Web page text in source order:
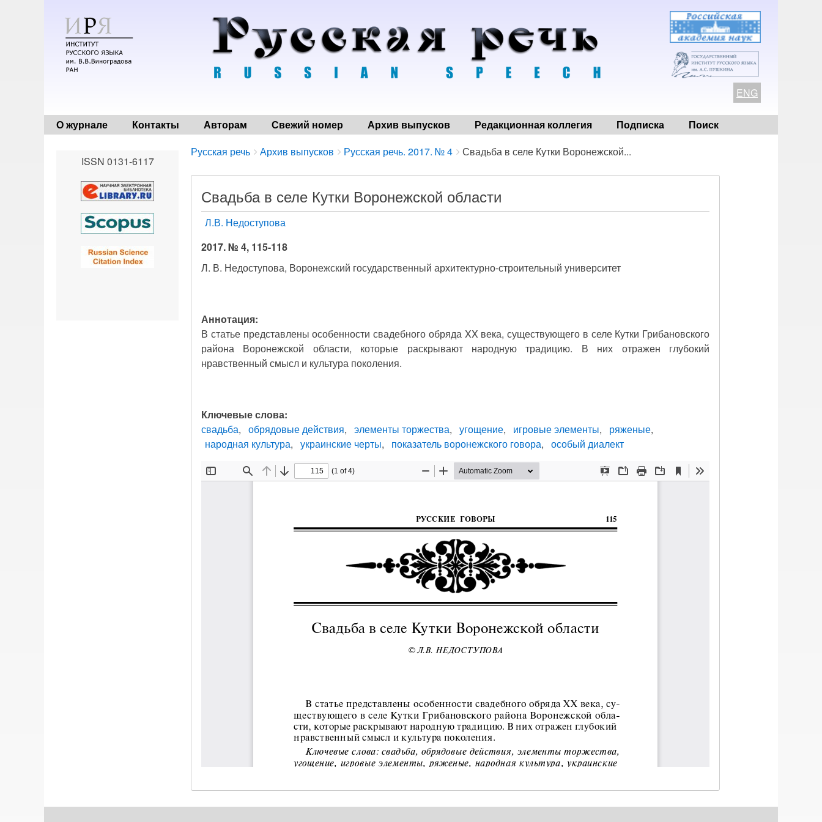
ENG
О журнале Контакты Авторам Свежий номер Архив выпусков Редакционная коллегия Подписка Поиск
Breadcrumbs
You
here:
Русская речь Архив выпусков Русская речь. 2017. № 4 Свадьба в селе Кутки Воронежской...
Свадьба в селе Кутки Воронежской области
Л.В. Недоступова
2017. № 4, 115-118
Л. В. Недоступова, Воронежский государственный архитектурно-строительный университет
Аннотация:
В статье представлены особенности свадебного обряда XX века, существующего в селе Кутки Грибановского
района Воронежской области, которые раскрывают народную традицию. В них отражен глубокий
нравственный смысл и культура поколения.
Ключевые слова:
свадьба
обрядовые действия элементы торжества угощение игровые элементы
ряженые
народная культура
украинские черты показатель воронежского говора особый диалект
ISSN 0131-6117